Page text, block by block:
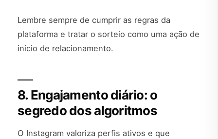
Lembre sempre de cumprir as regras da
plataforma e tratar o sorteio como uma ação de
início de relacionamento.
8. Engajamento diário: o
segredo dos algoritmos
O Instagram valoriza perfis ativos e que